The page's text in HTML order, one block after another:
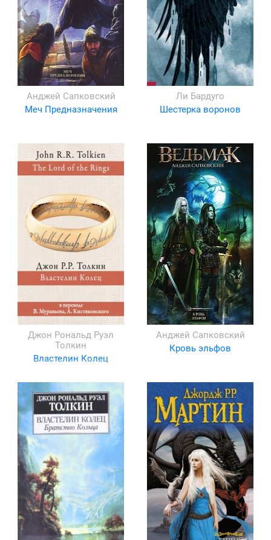
Анджей Сапковский
Меч Предназначения
Ли Бардуго
Шестерка воронов
Джон Рональд Руэл
Толкин
Властелин Колец
Анджей Сапковский
Кровь эльфов